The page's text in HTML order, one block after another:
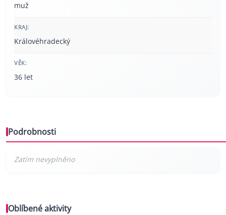
muž
KRAJ:
Královéhradecký
VĚK:
36 let
Podrobnosti
Oblíbené aktivity